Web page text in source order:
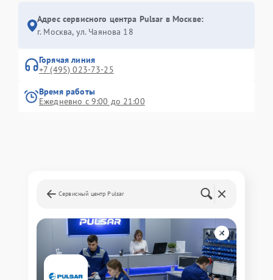
Адрес сервисного центра Pulsar в Москве:
г. Москва, ул. Чаянова 18
Горячая линия
+7 (495) 023-73-25
Время работы
Ежедневно с 9:00 до 21:00
Сервисный центр Pulsar